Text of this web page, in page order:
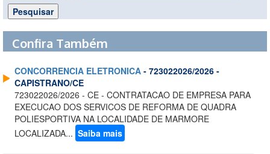
Confira Também
CONCORRENCIA ELETRONICA - 723022026/2026 -
CAPISTRANO/CE
723022026/2026 - CE - CONTRATACAO DE EMPRESA PARA
EXECUCAO DOS SERVICOS DE REFORMA DE QUADRA
POLIESPORTIVA NA LOCALIDADE DE MARMORE
LOCALIZADA... Saiba mais